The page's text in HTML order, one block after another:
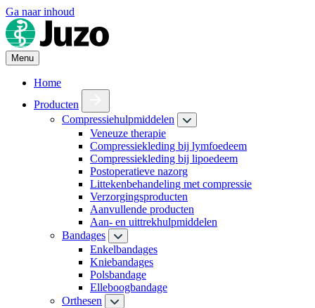
Ga naar inhoud
Menu
Home
Producten
Compressiehulpmiddelen
Veneuze therapie
Compressiekleding bij lymfoedeem
Compressiekleding bij lipoedeem
Postoperatieve nazorg
Littekenbehandeling met compressie
Verzorgingsproducten
Aanvullende producten
Aan- en uittrekhulpmiddelen
Bandages
Enkelbandages
Kniebandages
Polsbandage
Elleboogbandage
Orthesen